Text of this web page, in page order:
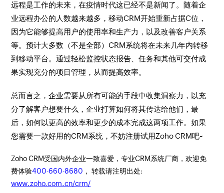
远程是工作的未来，在疫情时代这已经不是新闻了。随着企
业远程办公的人数越来越多，移动CRM开始重新占据C位，
因为它能够提高用户的使用率和生产力，以及改善客户关系
等。预计大多数（不是全部）CRM系统将在未来几年内转移
到移动平台。通过轻松监控状态报告、任务和其他可交付成
果实现充分的项目管理，从而提高效率。
总而言之，企业需要从所有可能的手段中收集洞察力，以充
分了解客户想要什么，企业打算如何将其传达给他们，最
后，如何以更高的效率和更少的成本完成这两项工作。如果
您需要一款好用的CRM系统，不妨注册试用Zoho CRM吧~
Zoho CRM受国内外企业一致喜爱，专业CRM系统厂商，欢迎免
费体验400-660-8680 ， 转载请注明出处:
www.zoho.com.cn/crm/